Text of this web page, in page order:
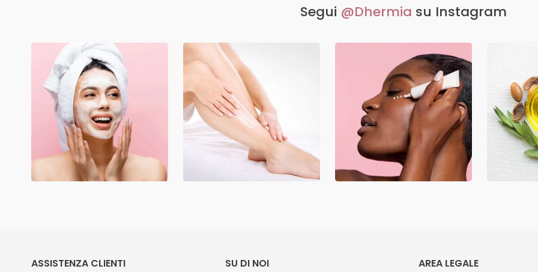
Segui @Dhermia su Instagram
ASSISTENZA CLIENTI SU DI NOI AREA LEGALE